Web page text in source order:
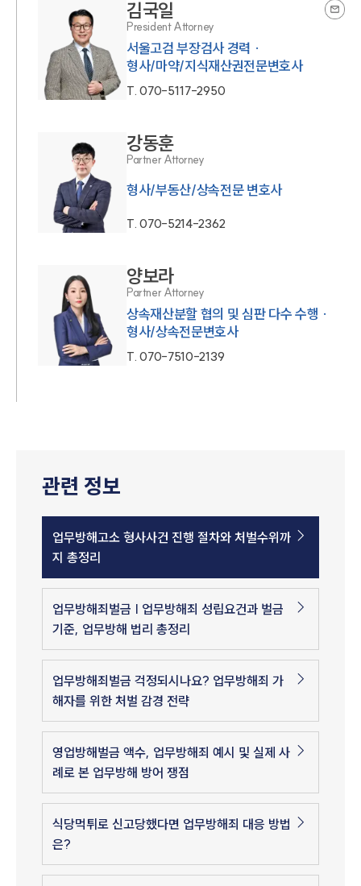
김국일
President Attorney
서울고검 부장검사 경력 ·
형사/마약/지식재산권전문변호사
T.070-5117-2950
강동훈
Partner Attorney
형사/부동산/상속전문 변호사
T.070-5214-2362
양보라
Partner Attorney
상속재산분할 협의 및 심판 다수 수행 ·
형사/상속전문변호사
T.070-7510-2139
관련 정보
업무방해고소 형사사건 진행 절차와 처벌수위까
지 총정리
업무방해죄벌금 | 업무방해죄 성립요건과 벌금
기준, 업무방해 법리 총정리
업무방해죄벌금 걱정되시나요? 업무방해죄 가
해자를 위한 처벌 감경 전략
영업방해벌금 액수, 업무방해죄 예시 및 실제 사
례로 본 업무방해 방어 쟁점
식당먹튀로 신고당했다면 업무방해죄 대응 방법
은?